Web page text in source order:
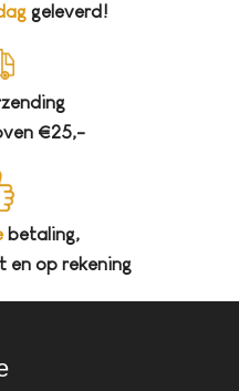
geleverd!
€25,-
betaling,
en op rekening